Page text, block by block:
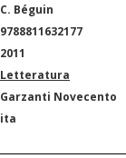
C. Béguin
9788811632177
2011
Letteratura
Garzanti Novecento
ita